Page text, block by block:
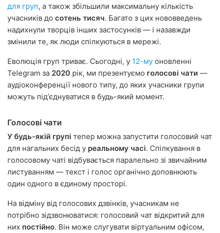
для груп, а також збільшили максимальну кількість
учасників до сотень тисяч. Багато з цих нововведень
надихнули творців інших застосунків — і назавжди
змінили те, як люди спілкуються в мережі.
Еволюція груп триває. Сьогодні, у 12-му оновленні
Telegram за 2020 рік, ми презентуємо голосові чати —
аудіоконференції нового типу, до яких учасники групи
можуть підʼєднуватися в будь-який момент.
Голосові чати
У будь-якій групі тепер можна запустити голосовий чат
для нагальних бесід у реальному часі. Спілкування в
голосовому чаті відбувається паралельно зі звичайним
листуванням — текст і голос органічно доповнюють
один одного в єдиному просторі.
На відміну від голосових дзвінків, учасникам не
потрібно зідзвонюватися: голосовий чат відкритий для
них постійно. Він може слугувати віртуальним офісом,